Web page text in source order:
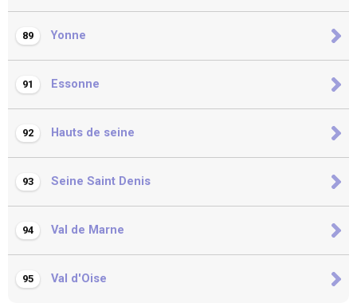
89 Yonne
91 Essonne
92 Hauts de seine
93 Seine Saint Denis
94 Val de Marne
95 Val d'Oise